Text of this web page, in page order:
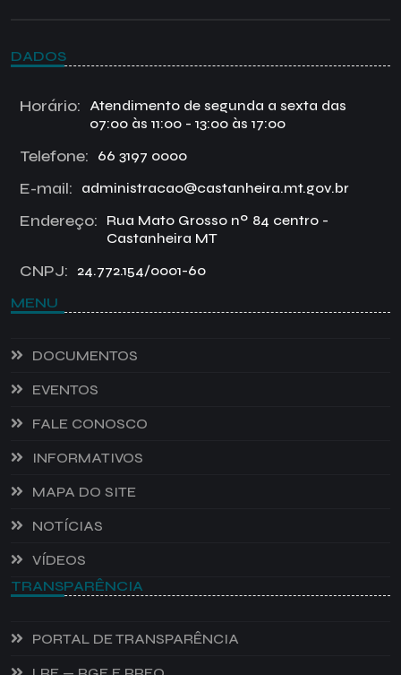
DADOS
Horário:
Atendimento de segunda a sexta das
07:00 às 11:00 - 13:00 às 17:00
Telefone: 66 3197 0000
E-mail: administracao@castanheira.mt.gov.br
Endereço:
Rua Mato Grosso nº 84 centro -
Castanheira MT
CNPJ: 24.772.154/0001-60
MENU
DOCUMENTOS
EVENTOS
FALE CONOSCO
INFORMATIVOS
MAPA DO SITE
NOTÍCIAS
VÍDEOS
TRANSPARÊNCIA
PORTAL DE TRANSPARÊNCIA